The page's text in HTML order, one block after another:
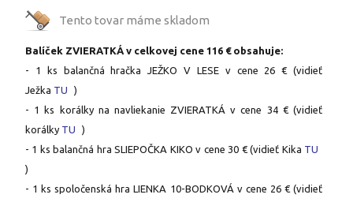
Tento tovar máme skladom
Balíček ZVIERATKÁ v celkovej cene 116 € obsahuje:
- 1 ks balančná hračka JEŽKO V LESE v cene 26 € (vidieť
Ježka TU
)
- 1 ks korálky na navliekanie ZVIERATKÁ v cene 34 € (vidieť
korálky TU
)
- 1 ks balančná hra SLIEPOČKA KIKO v cene 30 € (vidieť Kika TU
)
- 1 ks spoločenská hra LIENKA 10-BODKOVÁ v cene 26 € (vidieť